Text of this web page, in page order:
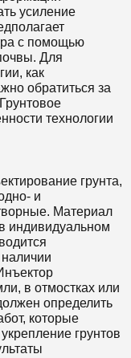
усиление
с помощью
Для
как
обратиться за
технологии
грунта,
и
Материал
индивидуальном
в отмостках или
определить
которые
грунтов